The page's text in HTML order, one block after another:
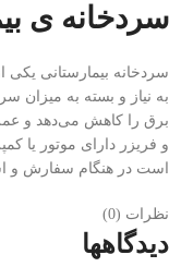
سردخانه ی
سردخانه بیمارستانی یکی
برق را کاهش می‌دهد و
و فریزر دارای موتور یا
است در هنگام سفارش و استفاده از این
نظرات (0)
دیدگاهها